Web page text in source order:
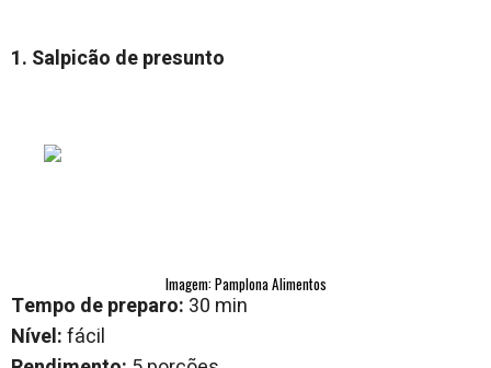
1. Salpicão de presunto
Imagem: Pamplona Alimentos
Tempo de preparo: 30 min
Nível:fácil